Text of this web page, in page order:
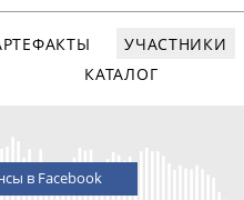
УЧАСТНИКИ
КАТАЛОГ
в Facebook